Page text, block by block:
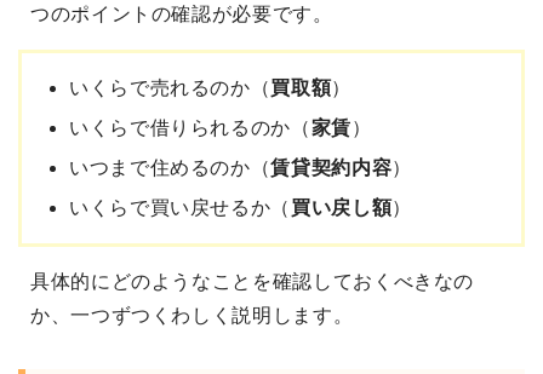
つのポイントの確認が必要です。
いくらで売れるのか（買取額）
いくらで借りられるのか（家賃）
いつまで住めるのか（賃貸契約内容）
いくらで買い戻せるか（ 買い戻し額）
具体的にどのようなことを確認しておくべきなの
か、一つずつくわしく説明します。